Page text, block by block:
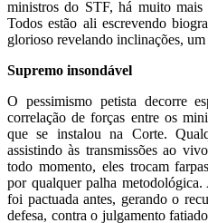
ministros do STF, há muito mais
Todos estão ali escrevendo
glorioso revelando inclinações,
Supremo insondável
O pessimismo petista decorre
correlação de forças entre os
que se instalou na Corte.
assistindo às transmissões ao
todo momento, eles trocam
por qualquer palha
foi pactuada antes, gerando o
defesa, contra o julgamento